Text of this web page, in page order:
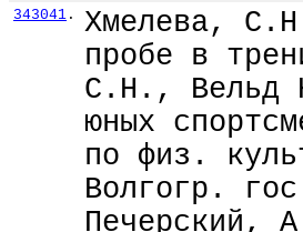
343041 .
Хмелева,
пробе в
С.Н., Вельд
юных
по физ.
Волгогр.
Печерский,